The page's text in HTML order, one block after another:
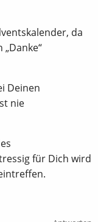
da
Deinen
nie
für Dich wird